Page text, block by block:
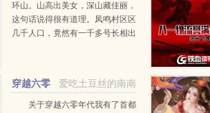
环山。山高出美女，深山藏佳丽，
这句话说得很有道理。凤鸣村区区
几千人口，竟然有一千多号长相出
爱吃土豆丝的南南
穿越六零
年代：我有了首都户口
关于穿越六零年代我有了首都